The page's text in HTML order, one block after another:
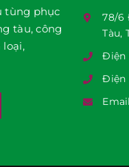
tùng phục
tàu, công
loại,
78/6
Tàu,
Điện
Điện